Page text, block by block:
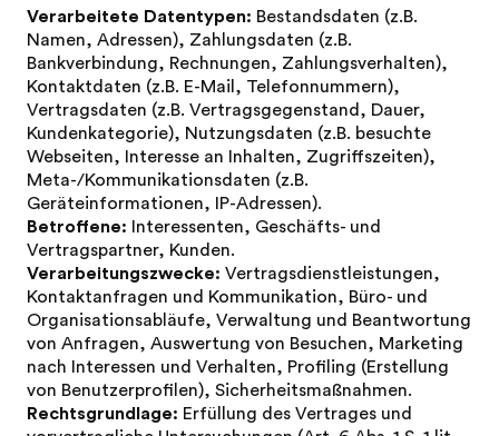
Verarbeitete Datentypen: Bestandsdaten (z.B.
Namen, Adressen), Zahlungsdaten (z.B.
Bankverbindung, Rechnungen, Zahlungsverhalten),
Kontaktdaten (z.B. E-Mail, Telefonnummern),
Vertragsdaten (z.B. Vertragsgegenstand, Dauer,
Kundenkategorie), Nutzungsdaten (z.B. besuchte
Webseiten, Interesse an Inhalten, Zugriffszeiten),
Meta-/Kommunikationsdaten (z.B.
Geräteinformationen, IP-Adressen).
Betroffene: Interessenten, Geschäfts- und
Vertragspartner, Kunden.
Verarbeitungszwecke: Vertragsdienstleistungen,
Kontaktanfragen und Kommunikation, Büro- und
Organisationsabläufe, Verwaltung und Beantwortung
von Anfragen, Auswertung von Besuchen, Marketing
nach Interessen und Verhalten, Profiling (Erstellung
von Benutzerprofilen), Sicherheitsmaßnahmen.
Rechtsgrundlage: Erfüllung des Vertrages und